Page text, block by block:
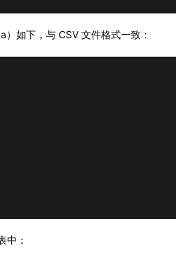
）如下，与 CSV 文件格式一致：
中：